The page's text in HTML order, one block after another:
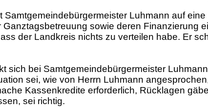
Samtgemeindebürgermeister Luhmann auf
sowie deren Finanzierung
der Landkreis nichts zu verteilen habe. Er
sich bei Samtgemeindebürgermeister
sei, wie von Herrn Luhmann
Kassenkredite erforderlich, Rücklagen
sei richtig.